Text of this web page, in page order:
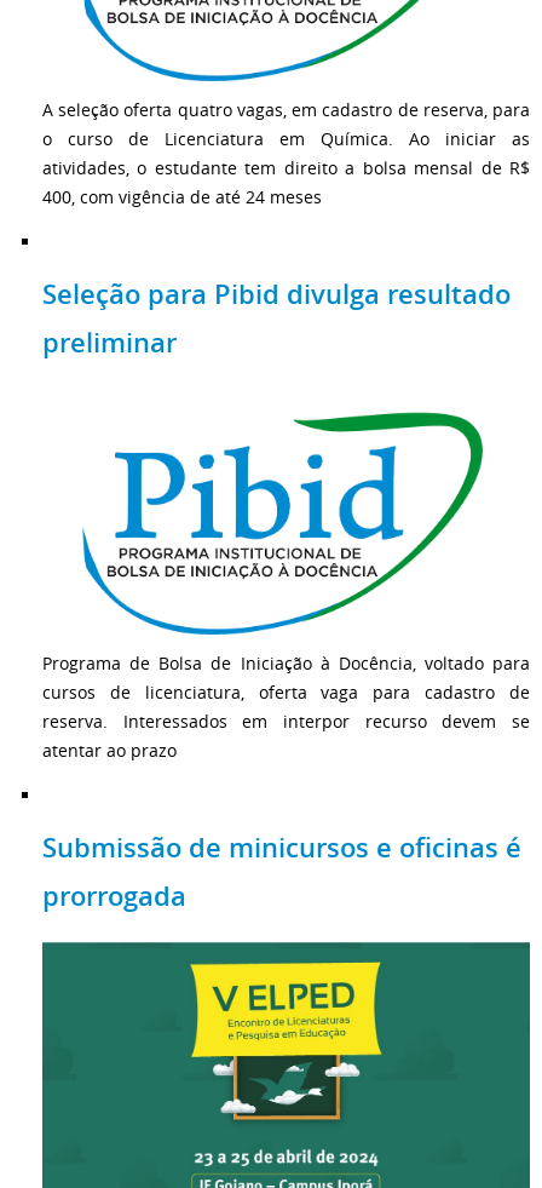
A seleção oferta quatro vagas, em cadastro de reserva, para
o curso de Licenciatura em Química. Ao iniciar as
atividades, o estudante tem direito a bolsa mensal de R$
400, com vigência de até 24 meses
Seleção para Pibid divulga resultado
preliminar
Programa de Bolsa de Iniciação à Docência, voltado para
cursos de licenciatura, oferta vaga para cadastro de
reserva. Interessados em interpor recurso devem se
atentar ao prazo
Submissão de minicursos e oficinas é
prorrogada